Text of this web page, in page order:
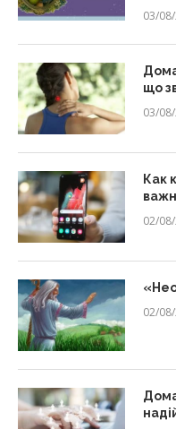
03/
що
03/
Как
02/
02/